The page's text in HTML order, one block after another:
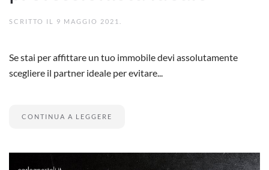
SCRITTO IL 9 MAGGIO 2021
Se stai per affittare un tuo immobile devi assolutamente
scegliere il partner ideale per evitare...
CONTINUA A LEGGERE